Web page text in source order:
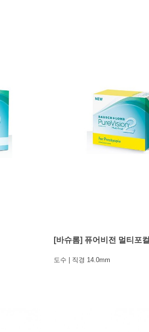
[바슈롬] 퓨어비전 멀티포컬
도수 | 직경 14.0mm